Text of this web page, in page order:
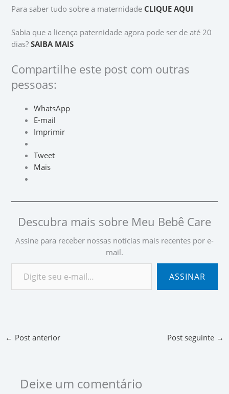
Para saber tudo sobre a maternidade CLIQUE AQUI
Sabia que a licença paternidade agora pode ser de até 20
dias?SAIBA MAIS
Compartilhe este post com outras
pessoas:
WhatsApp
E-mail
Imprimir
Tweet
Mais
Descubra mais sobre Meu Bebê Care
Assine para receber nossas notícias mais recentes por e-
mail.
ASSINAR
← Post anterior Post seguinte →
Deixe um comentário